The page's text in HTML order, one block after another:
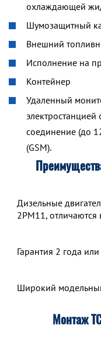
охлаждающей
Шумозащитный
Внешний
Исполнение на
Контейнер
Удаленный
соединение (до
(GSM).
Дизельные
2РМ11, отличаются
Гарантия 2 года
Широкий
Монтаж